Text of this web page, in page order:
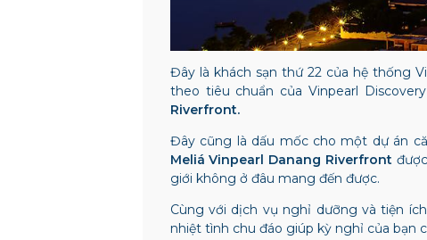
Đây là khách sạn thứ 22 của hệ thống
theo tiêu chuẩn của Vinpearl
Riverfront.
Đây cũng là dấu mốc cho một dự án
Meliá Vinpearl Danang Riverfront
giới không ở đâu mang đến được.
Cùng với dịch vụ nghỉ dưỡng và tiện
nhiệt tình chu đáo giúp kỳ nghỉ của bạn